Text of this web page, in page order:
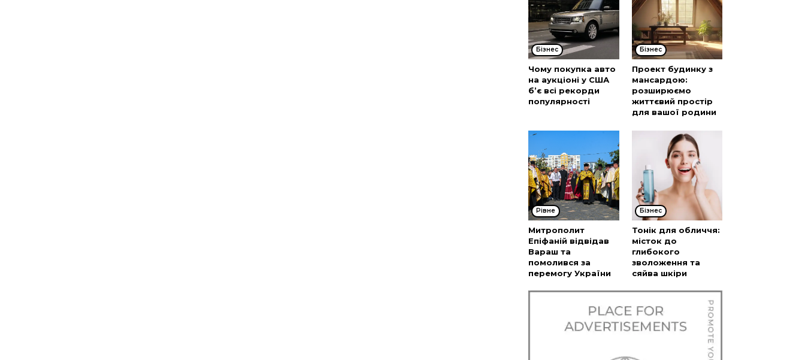
Бізнес
Чому покупка авто
на аукціоні у США
б’є всі рекорди
популярності
Бізнес
Проект будинку з
мансардою:
розширюємо
життєвий простір
для вашої родини
Рівне
Митрополит
Епіфаній відвідав
Вараш та
помолився за
перемогу України
Бізнес
Тонік для обличчя:
місток до
глибокого
зволоження та
сяйва шкіри